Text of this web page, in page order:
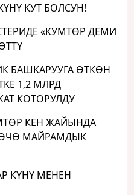
КУТ БОЛСУН!
«КУМТӨР ДЕМИ
БАШКАРУУГА ӨТКӨН
1,2 МЛРД
КОТОРУЛДУ
КЕН ЖАЙЫНДА
МАЙРАМДЫК
КҮНҮ МЕНЕН